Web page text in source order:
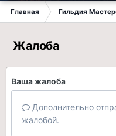
Главная Гильдия
Жалоба
Ваша жалоба
Дополнительно
жалобой.